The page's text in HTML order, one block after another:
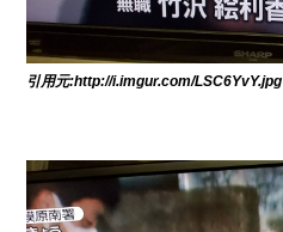
引用元:http://i.imgur.com/LSC6YvY.jpg